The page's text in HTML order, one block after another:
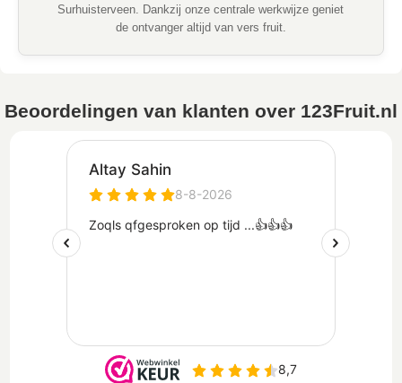
Surhuisterveen. Dankzij onze centrale werkwijze geniet
de ontvanger altijd van vers fruit.
Beoordelingen van klanten over 123Fruit.nl